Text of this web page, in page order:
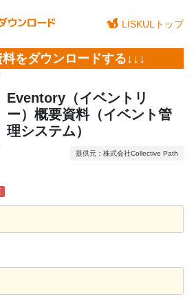
LISKULトップ
料をダウンロードする↓↓↓
Eventory（イベントリ
ー）概要資料（イベント管
理システム）
提供元：株式会社Collective Path